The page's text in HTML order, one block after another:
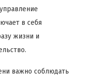
в себя
жизни и
важно соблюдать